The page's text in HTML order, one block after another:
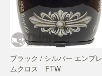
ブラック / シルバー エンブレ
ムクロス FTW